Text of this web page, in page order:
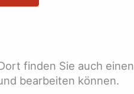
finden Sie auch einen
bearbeiten können.